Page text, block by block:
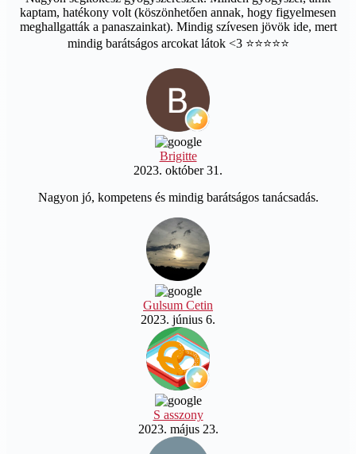
kaptam, hatékony volt (köszönhetően annak, hogy figyelmesen
meghallgatták a panaszainkat). Mindig szívesen jövök ide, mert
mindig barátságos arcokat látok <3 ⭐️⭐️⭐️⭐️⭐️
Brigitte
2023. október 31.
Nagyon jó, kompetens és mindig barátságos tanácsadás.
Gulsum Cetin
2023. június 6.
S asszony
2023. május 23.